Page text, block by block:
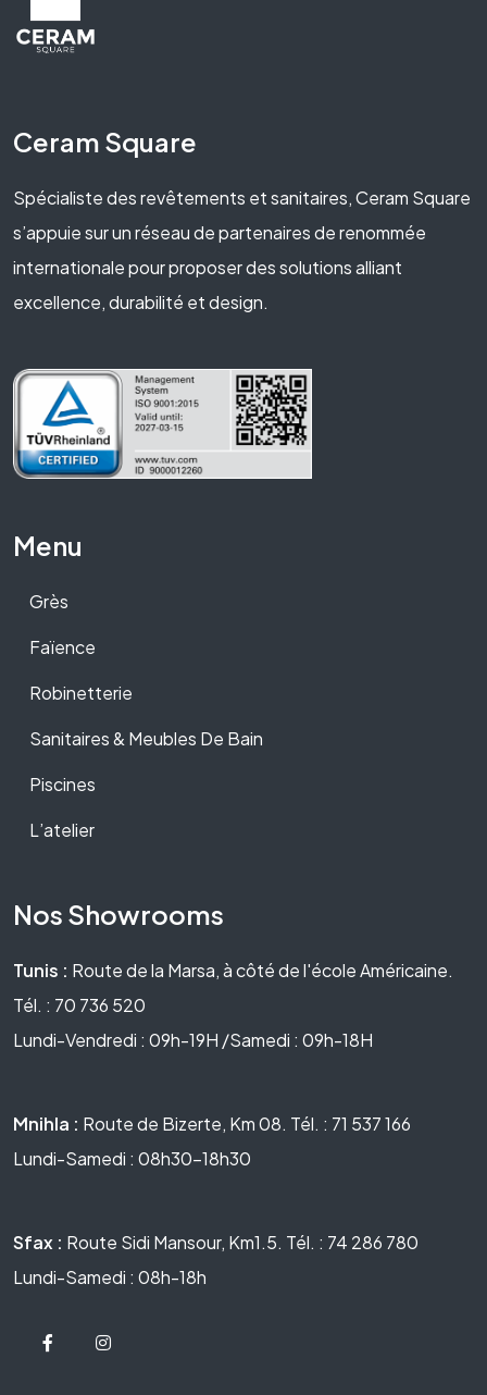
Ceram Square
Spécialiste des revêtements et sanitaires, Ceram Square
s’appuie sur un réseau de partenaires de renommée
internationale pour proposer des solutions alliant
excellence, durabilité et design.
Menu
Grès
Faïence
Robinetterie
Sanitaires & Meubles De Bain
Piscines
L’atelier
Nos Showrooms
Tunis : Route de la Marsa, à côté de l'école Américaine.
Tél. : 70 736 520
Lundi-Vendredi : 09h-19H /Samedi : 09h-18H
Mnihla : Route de Bizerte, Km 08. Tél. : 71 537 166
Lundi-Samedi : 08h30-18h30
Sfax : Route Sidi Mansour, Km1.5. Tél. : 74 286 780
Lundi-Samedi : 08h-18h